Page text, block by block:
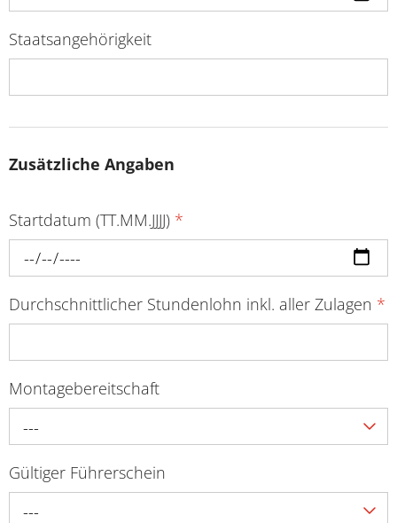
Staatsangehörigkeit
Zusätzliche Angaben
Startdatum (TT.MM.JJJJ) *
Durchschnittlicher Stundenlohn inkl. aller Zulagen *
Montagebereitschaft
---
Gültiger Führerschein
---